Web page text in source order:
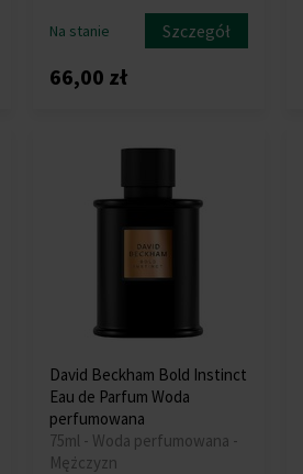
Na stanie Szczegół
66,00 zł
David Beckham Bold Instinct
Eau de Parfum Woda
perfumowana
75ml - Woda perfumowana -
Mężczyzn